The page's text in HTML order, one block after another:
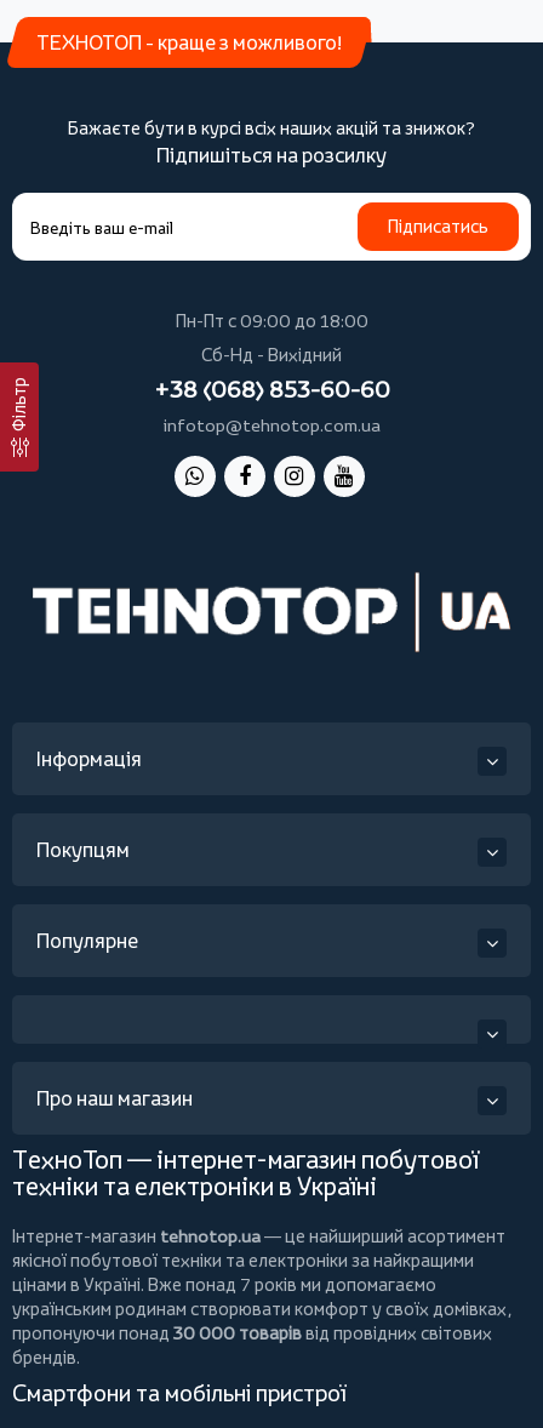
Фільтр
ТЕХНОТОП - краще з можливого!
Бажаєте бути в курсі всіх наших акцій та знижок?
Підпишіться на розсилку
Підписатись
Пн-Пт с 09:00 до 18:00
Сб-Нд - Вихідний
+38 (068) 853-60-60
infotop@tehnotop.com.ua
Інформація
Покупцям
Популярне
Про наш магазин
ТехноТоп — інтернет-магазин побутової
техніки та електроніки в Україні
Інтернет-магазин tehnotop.ua— це найширший асортимент
якісної побутової техніки та електроніки за найкращими
цінами в Україні. Вже понад 7 років ми допомагаємо
українським родинам створювати комфорт у своїх домівках,
пропонуючи понад 30 000 товаріввід провідних світових
брендів.
Смартфони та мобільні пристрої